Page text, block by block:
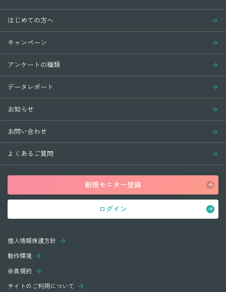
はじめての方へ
キャンペーン
アンケートの種類
データレポート
お知らせ
お問い合わせ
よくあるご質問
新規モニター登録
ログイン
個人情報保護方針
動作環境
会員規約
サイトのご利用について